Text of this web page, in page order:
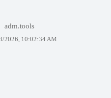
adm.tools
2026, 10:02:34 AM